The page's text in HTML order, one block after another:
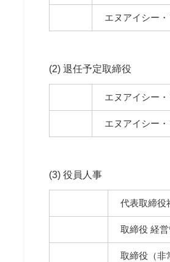
エヌアイシー
(2) 退任予定取締役
エヌアイシー
エヌアイシー
(3) 役員人事
代表取締役
取締役 経
取締役（非